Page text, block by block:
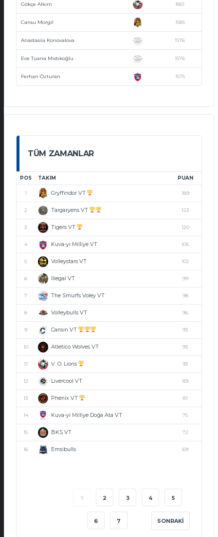
Gökçe Alkım 1851
Cansu Morgil 1585
Anastasiia Konovalova 1576
Ece Tuana Mıstıkoğlu 1576
Ferhan Özturan 1575
TÜM ZAMANLAR
POS TAKIM PUAN
1 Gryffindor VT 189
2 Targaryens VT 123
3 Tigers VT 120
4 Kuva-yi Milliye VT 105
5 Volleystars VT 102
6 İllegal VT 99
7 The Smurfs Voley VT 98
8 Volleybulls VT 96
9 Cansın VT 93
10 Atletico Wolves VT 93
11 V. O. Lions 93
12 Livercool VT 89
13 Phenix VT 81
14 Kuva-yi Milliye Doğa Ata VT 75
15 BKS VT 72
16 Emsibulls 69
1 2 3 4 5
6 7 SONRAKI